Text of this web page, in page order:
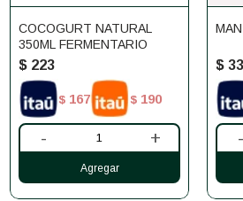
COCOGURT NATURAL
350ML FERMENTARIO
$ 223
$ 167 $ 190
- +
$
-